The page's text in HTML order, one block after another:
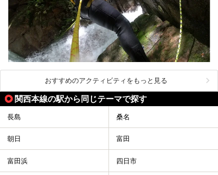
おすすめのアクティビティをもっと見る
関西本線の駅から同じテーマで探す
長島 桑名
朝日 富田
富田浜 四日市